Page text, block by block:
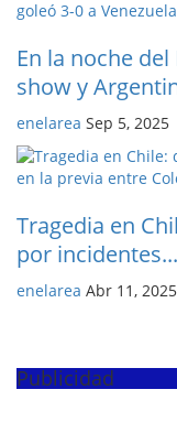
En la noche
show y
enelarea Sep 5, 2025
Tragedia en
por incidentes...
enelarea Abr 11, 2025
Publicidad